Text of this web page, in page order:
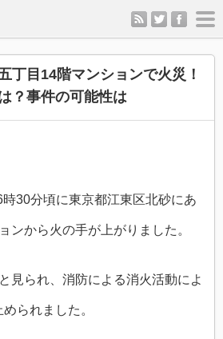
rss twitter
丁目14階マンションで火災！
？事件の可能性は
30分頃に東京都江東区北砂にあ
ンから火の手が上がりました。
見られ、消防による消火活動によ
られました。